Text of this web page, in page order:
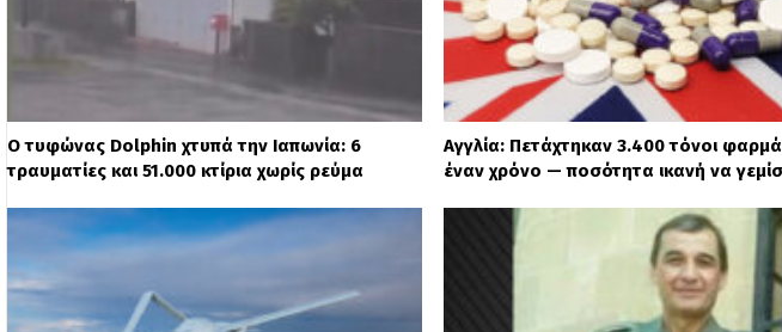
Ο τυφώνας Dolphin χτυπά την Ιαπωνία: 6
τραυματίες και 51.000 κτίρια χωρίς ρεύμα
Αγγλία: Πετάχτηκαν 3.400 τόνοι
έναν χρόνο — ποσότητα ικανή να